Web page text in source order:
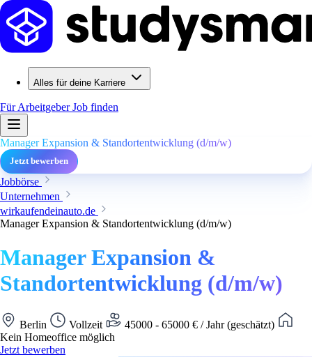
Alles für deine Karriere
Für ArbeitgeberJob finden
Manager Expansion & Standortentwicklung (d/m/w)
Jetzt bewerben
Jobbörse
Unternehmen
wirkaufendeinauto.de
Manager Expansion & Standortentwicklung (d/m/w)
Manager Expansion &
Standortentwicklung (d/m/w)
Berlin Vollzeit
45000 - 65000 € / Jahr (geschätzt)
Kein Homeoffice möglich
Jetzt bewerben